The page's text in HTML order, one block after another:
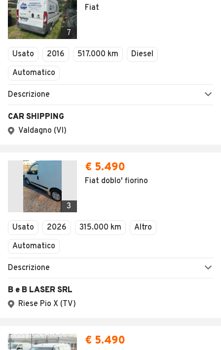
7
Fiat
Usato 2016 517.000 km
Diesel
Automatico
Descrizione
CAR SHIPPING
Valdagno (VI)
3
€ 5.490
Fiat doblo' fiorino
Usato 2026 315.000 km
Altro
Automatico
Descrizione
B e B LASER SRL
Riese Pio X (TV)
€ 5.490